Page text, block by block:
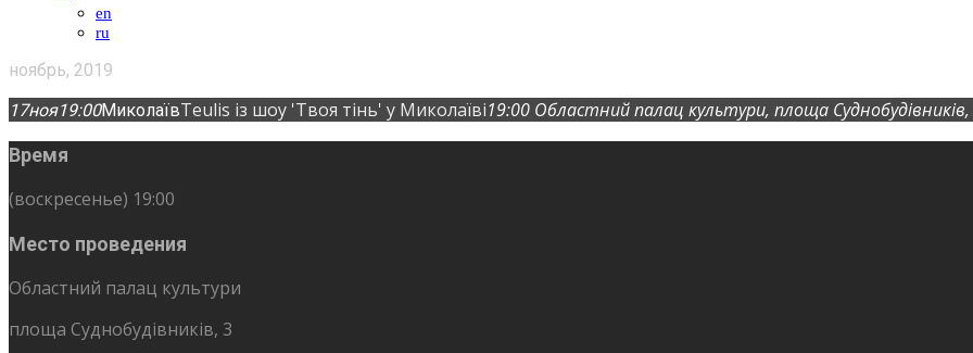
en
ru
ноябрь, 2019
17ноя19:00МиколаївTeulis із шоу 'Твоя тінь' у Миколаїві19:00 Областний палац культури, площа
Время
(воскресенье) 19:00
Место проведения
Областний палац культури
площа Суднобудівників, 3